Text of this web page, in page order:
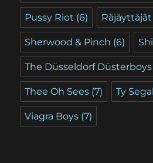
Pussy Riot (6) Räjäyttäjät
Sherwood & Pinch (6)
The Düsseldorf Düsterboys
Thee Oh Sees (7) Ty
Viagra Boys (7)